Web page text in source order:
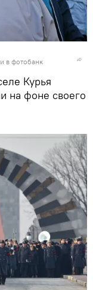
в фотобанк
Курья
на фоне своего